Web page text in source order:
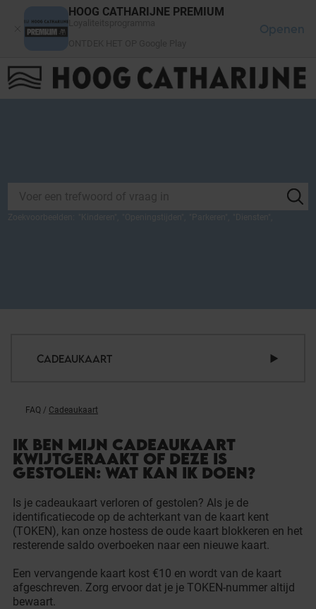
HOOG CATHARIJNE PREMIUM
Openen
FAQ
HET WINKELCENTRUM
LOG IN
CADEAUKAART
FAQ / Cadeaukaart
IK BEN MIJN CADEAUKAART
KWIJTGERAAKT OF DEZE IS
GESTOLEN: WAT KAN IK DOEN?
Is je cadeaukaart verloren of gestolen? Als je de
identificatiecode op de achterkant van de kaart kent
(TOKEN), kan onze hostess de oude kaart blokkeren en het
resterende saldo overboeken naar een nieuwe kaart.
Een vervangende kaart kost €10 en wordt van de kaart
afgeschreven. Zorg ervoor dat je je TOKEN-nummer altijd
bewaart.
Cookies beheer paneel